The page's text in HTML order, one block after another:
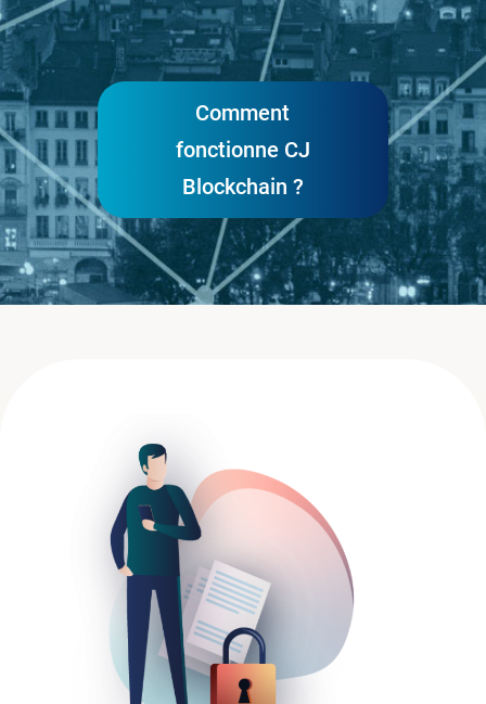
Comment
fonctionne CJ
Blockchain ?